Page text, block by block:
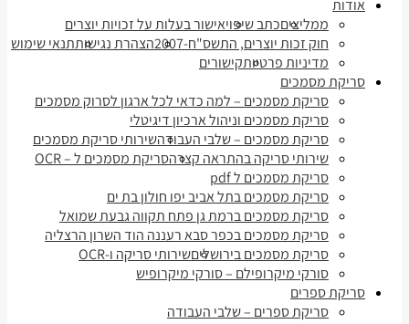
אודות
ממליציםכתב שיפויאישור בעלות על זכויות יוצרים
חוק זכות יוצרים, התשס"ח-2007
הצהרת נגישותתנאי שימוש
מדיניות פרטיותקישורים
סריקת מסמכים
סריקת מסמכים – למה כדאי לכל ארגון לסרוק מסמכים
סריקת מסמכים וניהול ארכיון דיגיטלי
סריקת מסמכים – שלבי העבודהשירותי סריקת מסמכים
שירותי סריקה בהתראה קצרהסריקת מסמכים ל – OCR
סריקת מסמכים ל pdf
סריקת מסמכים בתל אביב יפו חולון בת ים
סריקת מסמכים ברמת גן פתח תקווה גבעת שמואל
סריקת מסמכים בכפר סבא רעננה הוד השרון הרצליה
סריקת מסמכים בירושליםשירותי סריקה ו-OCR
סורקי מיקרופילם – סורקי מיקרופיש
סריקת ספרים
סריקת ספרים – שלבי העבודה